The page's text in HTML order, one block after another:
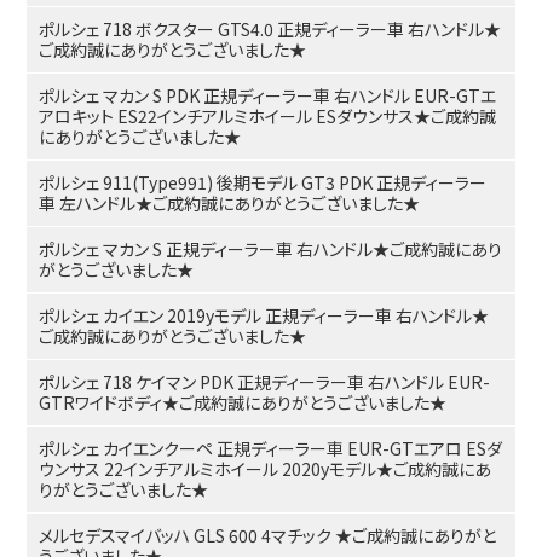
ポルシェ 718 ボクスター GTS4.0 正規ディーラー車 右ハンドル★
ご成約誠にありがとうございました★
ポルシェ マカン S PDK 正規ディーラー車 右ハンドル EUR-GTエ
アロキット ES22インチアルミホイール ESダウンサス★ご成約誠
にありがとうございました★
ポルシェ 911(Type991) 後期モデル GT3 PDK 正規ディーラー
車 左ハンドル★ご成約誠にありがとうございました★
ポルシェ マカン S 正規ディーラー車 右ハンドル★ご成約誠にあり
がとうございました★
ポルシェ カイエン 2019yモデル 正規ディーラー車 右ハンドル★
ご成約誠にありがとうございました★
ポルシェ 718 ケイマン PDK 正規ディーラー車 右ハンドル EUR-
GTRワイドボディ★ご成約誠にありがとうございました★
ポルシェ カイエンクーペ 正規ディーラー車 EUR-GTエアロ ESダ
ウンサス 22インチアルミホイール 2020yモデル★ご成約誠にあ
りがとうございました★
メルセデスマイバッハ GLS 600 4マチック ★ご成約誠にありがと